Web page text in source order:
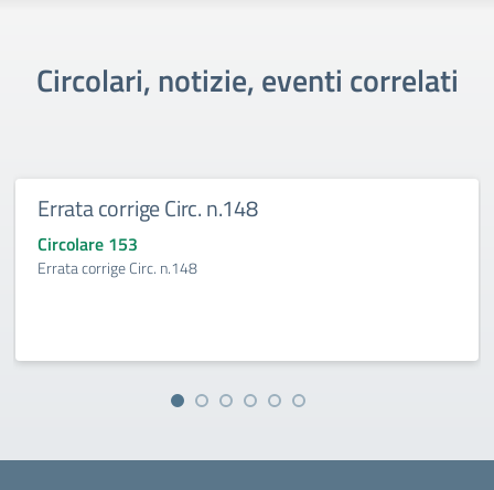
Circolari, notizie, eventi correlati
Errata corrige Circ. n.148
Circolare 153
Errata corrige Circ. n.148